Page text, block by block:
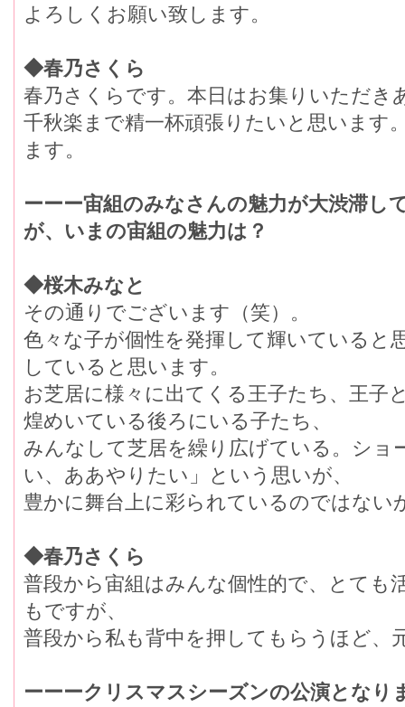
よろしくお願い致します。
◆春乃さくら
春乃さくらです。本日はお集りいただき
千秋楽まで精一杯頑張りたいと思います
ます。
ーーー宙組のみなさんの魅力が大渋滞し
が、いまの宙組の魅力は？
◆桜木みなと
その通りでございます（笑）。
色々な子が個性を発揮して輝いていると
していると思います。
お芝居に様々に出てくる王子たち、王子
煌めいている後ろにいる子たち、
みんなして芝居を繰り広げている。ショ
い、ああやりたい」という思いが、
豊かに舞台上に彩られているのではない
◆春乃さくら
普段から宙組はみんな個性的で、とても
もですが、
普段から私も背中を押してもらうほど、
ーーークリスマスシーズンの公演となり